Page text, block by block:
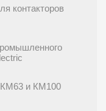
контакторов
КМ63 и КМ100